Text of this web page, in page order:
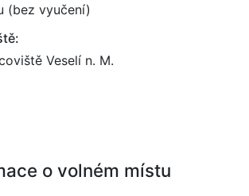
(bez vyučení)
Veselí n. M.
o volném místu